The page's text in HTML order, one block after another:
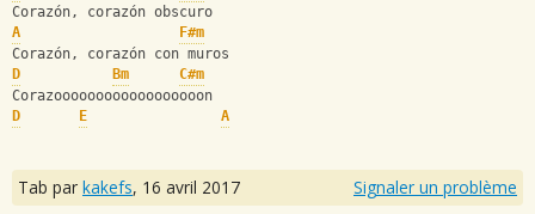
Corazón, corazón obscuro
A
F#m
Corazón, corazón con muros
D
Bm
C#m
Corazoooooooooooooooooon
D
E A
Tab par kakefs, 16 avril 2017 Signaler un problème